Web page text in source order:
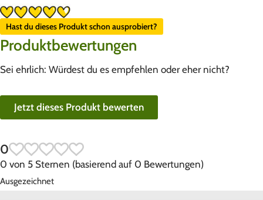
Hast du dieses Produkt schon ausprobiert?
Produktbewertungen
Sei ehrlich: Würdest du es empfehlen oder eher nicht?
Jetzt dieses Produkt bewerten
0
0 von 5 Sternen (basierend auf 0 Bewertungen)
Ausgezeichnet